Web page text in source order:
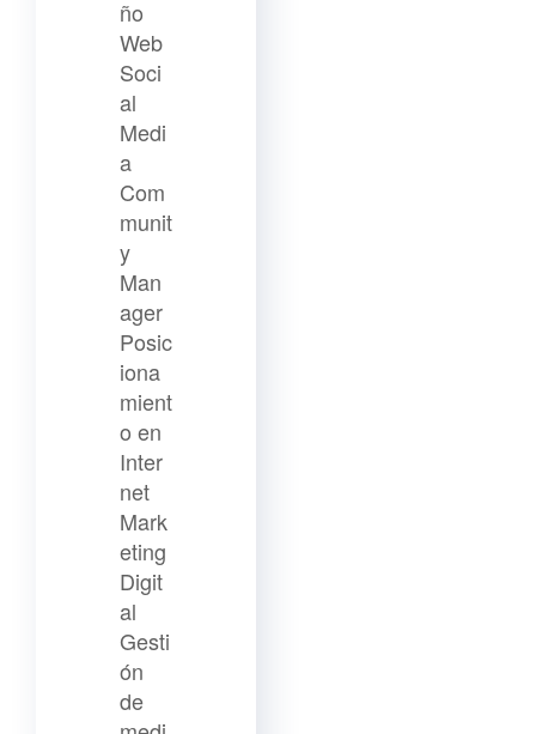
ño
Web
Soci
al
Medi
a
Com
munit
y
Man
ager
Posic
iona
mient
o en
Inter
net
Mark
eting
Digit
al
Gesti
ón
de